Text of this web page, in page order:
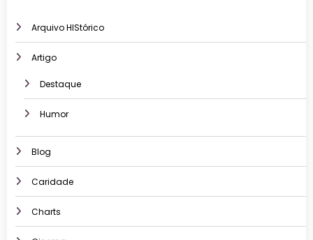
Arquivo HIStórico
Artigo
Destaque
Humor
Blog
Caridade
Charts